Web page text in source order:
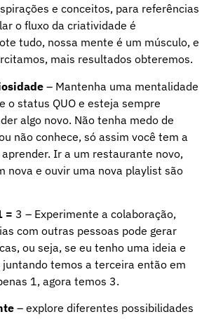
e conceitos, para referências
o fluxo da criatividade é
tudo, nossa mente é um músculo, e
mais resultados obteremos.
– Mantenha uma mentalidade
o status QUO e esteja sempre
algo novo. Não tenha medo de
não conhece, só assim você tem a
Ir a um restaurante novo,
nova e ouvir uma nova playlist são
= 3 – Experimente a colaboração,
com outras pessoas pode gerar
ou seja, se eu tenho uma ideia e
temos a terceira então em
1, agora temos 3.
– explore diferentes possibilidades